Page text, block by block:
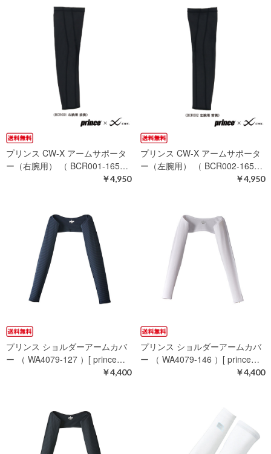
プリンス CW-X アームサポータ
ー（右腕用） （ BCR001-165…
￥4,950
プリンス CW-X アームサポータ
ー（左腕用） （ BCR002-165…
￥4,950
プリンス ショルダーアームカバ
ー （ WA4079-127 ）[ prince…
￥4,400
プリンス ショルダーアームカバ
ー （ WA4079-146 ）[ prince…
￥4,400